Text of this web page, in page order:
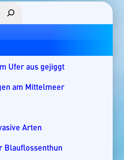
Ufer aus gejiggt
am Mittelmeer
Arten
Blauflossenthun